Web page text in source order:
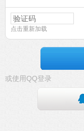
点击重新加载
或使用QQ登录